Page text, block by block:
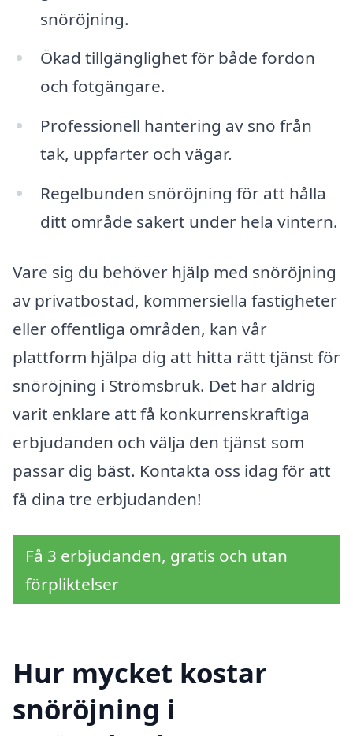
snöröjning.
Ökad tillgänglighet för både fordon
och fotgängare.
Professionell hantering av snö från
tak, uppfarter och vägar.
Regelbunden snöröjning för att hålla
ditt område säkert under hela vintern.
Vare sig du behöver hjälp med snöröjning
av privatbostad, kommersiella fastigheter
eller offentliga områden, kan vår
plattform hjälpa dig att hitta rätt tjänst för
snöröjning i Strömsbruk. Det har aldrig
varit enklare att få konkurrenskraftiga
erbjudanden och välja den tjänst som
passar dig bäst. Kontakta oss idag för att
få dina tre erbjudanden!
Få 3 erbjudanden, gratis och utan
förpliktelser
Hur mycket kostar
snöröjning i